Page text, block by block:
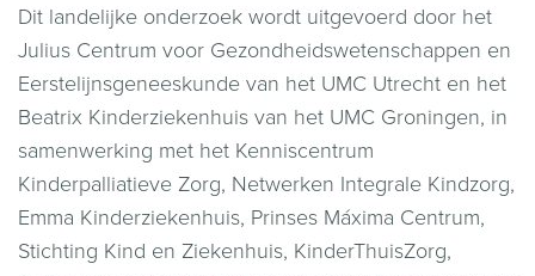
Dit landelijke onderzoek wordt uitgevoerd door het
Julius Centrum voor Gezondheidswetenschappen en
Eerstelijnsgeneeskunde van het UMC Utrecht en het
Beatrix Kinderziekenhuis van het UMC Groningen, in
samenwerking met het Kenniscentrum
Kinderpalliatieve Zorg, Netwerken Integrale Kindzorg,
Emma Kinderziekenhuis, Prinses Máxima Centrum,
Stichting Kind en Ziekenhuis, KinderThuisZorg,